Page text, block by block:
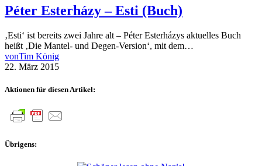
Péter Esterházy – Esti (Buch)
‚Esti‘ ist bereits zwei Jahre alt – Péter Esterházys aktuelles Buch
heißt ‚Die Mantel- und Degen-Version‘, mit dem…
vonTim König
22. März 2015
Aktionen für diesen Artikel:
Übrigens: